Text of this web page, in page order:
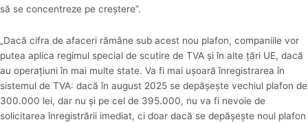
să se concentreze pe creştere”.
„Dacă cifra de afaceri rămâne sub acest nou plafon, companiile vor
putea aplica regimul special de scutire de TVA şi în alte ţări UE, dacă
au operaţiuni în mai multe state. Va fi mai uşoară înregistrarea în
sistemul de TVA: dacă în august 2025 se depăşeşte vechiul plafon de
300.000 lei, dar nu şi pe cel de 395.000, nu va fi nevoie de
solicitarea înregistrării imediat, ci doar dacă se depăşeşte noul plafon